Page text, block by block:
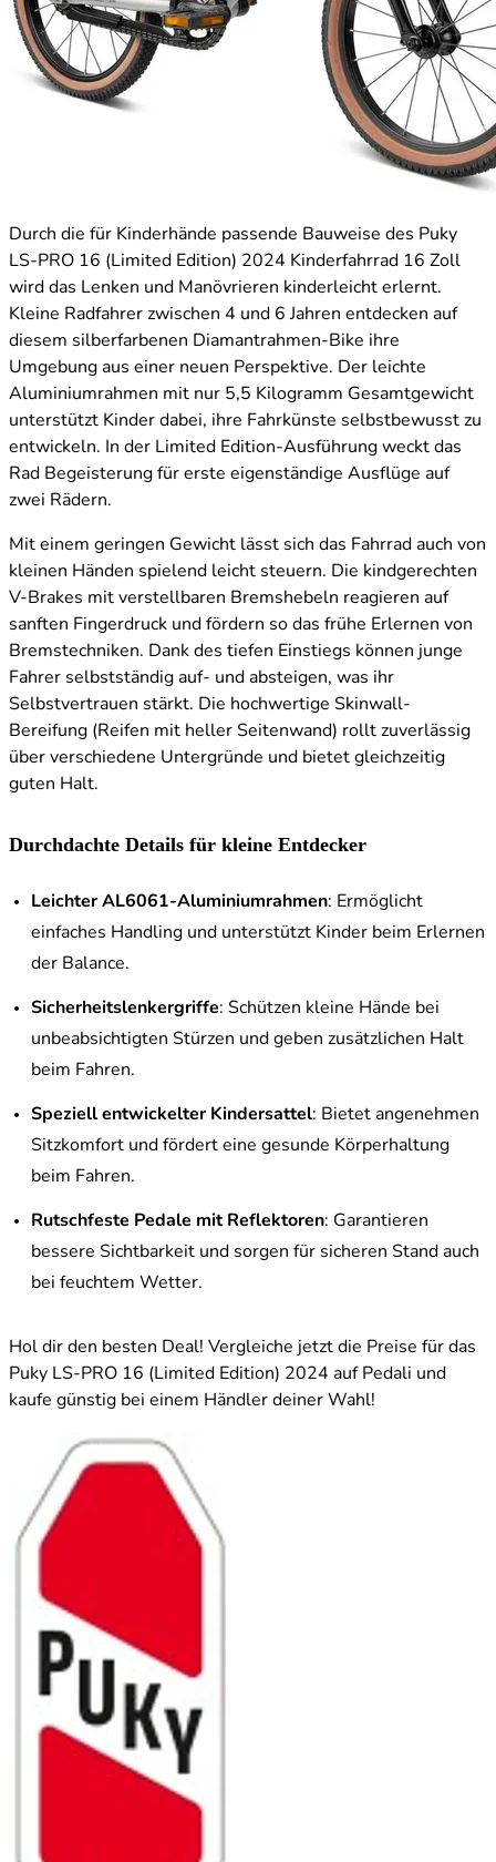
Durch die für Kinderhände passende Bauweise des Puky
LS-PRO 16 (Limited Edition) 2024 Kinderfahrrad 16 Zoll
wird das Lenken und Manövrieren kinderleicht erlernt.
Kleine Radfahrer zwischen 4 und 6 Jahren entdecken auf
diesem silberfarbenen Diamantrahmen-Bike ihre
Umgebung aus einer neuen Perspektive. Der leichte
Aluminiumrahmen mit nur 5,5 Kilogramm Gesamtgewicht
unterstützt Kinder dabei, ihre Fahrkünste selbstbewusst zu
entwickeln. In der Limited Edition-Ausführung weckt das
Rad Begeisterung für erste eigenständige Ausflüge auf
zwei Rädern.
Mit einem geringen Gewicht lässt sich das Fahrrad auch von
kleinen Händen spielend leicht steuern. Die kindgerechten
V-Brakes mit verstellbaren Bremshebeln reagieren auf
sanften Fingerdruck und fördern so das frühe Erlernen von
Bremstechniken. Dank des tiefen Einstiegs können junge
Fahrer selbstständig auf- und absteigen, was ihr
Selbstvertrauen stärkt. Die hochwertige Skinwall-
Bereifung (Reifen mit heller Seitenwand) rollt zuverlässig
über verschiedene Untergründe und bietet gleichzeitig
guten Halt.
Durchdachte Details für kleine Entdecker
Leichter AL6061-Aluminiumrahmen: Ermöglicht
einfaches Handling und unterstützt Kinder beim Erlernen
der Balance.
Sicherheitslenkergriffe: Schützen kleine Hände bei
unbeabsichtigten Stürzen und geben zusätzlichen Halt
beim Fahren.
Speziell entwickelter Kindersattel: Bietet angenehmen
Sitzkomfort und fördert eine gesunde Körperhaltung
beim Fahren.
Rutschfeste Pedale mit Reflektoren: Garantieren
bessere Sichtbarkeit und sorgen für sicheren Stand auch
bei feuchtem Wetter.
Hol dir den besten Deal! Vergleiche jetzt die Preise für das
Puky LS-PRO 16 (Limited Edition) 2024 auf Pedali und
kaufe günstig bei einem Händler deiner Wahl!